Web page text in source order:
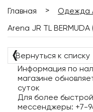
Главная > Одежда
Arena JR TL BERMUDA
❬Вернуться к списку
Информация по
магазине
суток
Для более
мессенджеры: +7-